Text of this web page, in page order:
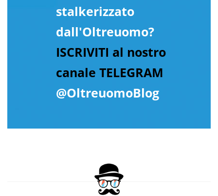
stalkerizzato
dall'Oltreuomo?
ISCRIVITI al nostro
canale TELEGRAM
@OltreuomoBlog